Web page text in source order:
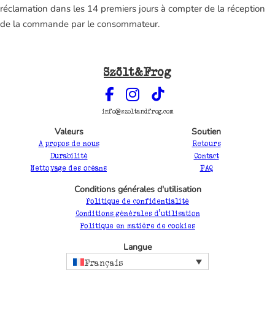
réclamation dans les 14 premiers jours à compter de la réception
de la commande par le consommateur.
Szölt&Frog
info@szoltandfrog.com
Valeurs
A propos de nous
Durabilité
Nettoyage des océans
Soutien
Retours
Contact
FAQ
Conditions générales d'utilisation
Politique de confidentialité
Conditions générales d'utilisation
Politique en matière de cookies
Langue
Français